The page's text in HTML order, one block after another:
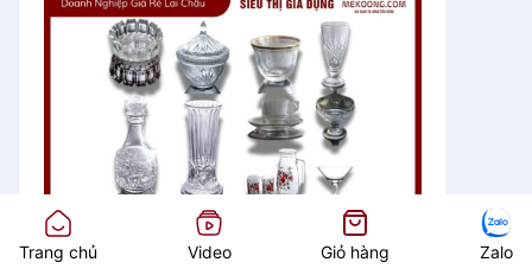
Trang chủ Video Giỏ hàng Zalo